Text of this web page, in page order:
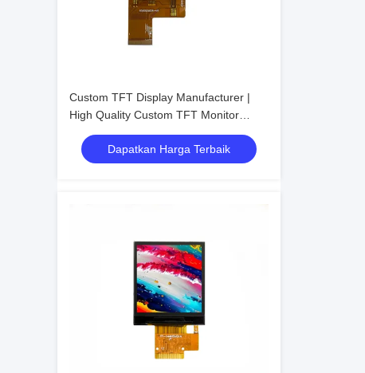
Custom TFT Display Manufacturer |
High Quality Custom TFT Monitor
Solutions for Industrial and Commercial
ApplicationsDapatkan Harga Terbaik